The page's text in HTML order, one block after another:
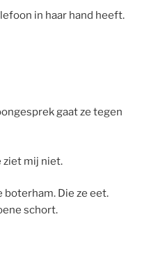
in haar hand heeft.
gaat ze tegen
ziet mij niet.
boterham. Die ze eet.
schort.